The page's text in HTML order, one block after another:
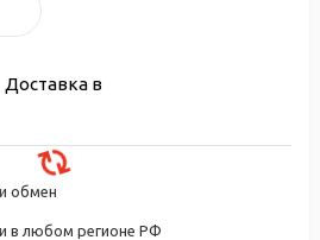
Доставка в
обмен
в любом регионе РФ